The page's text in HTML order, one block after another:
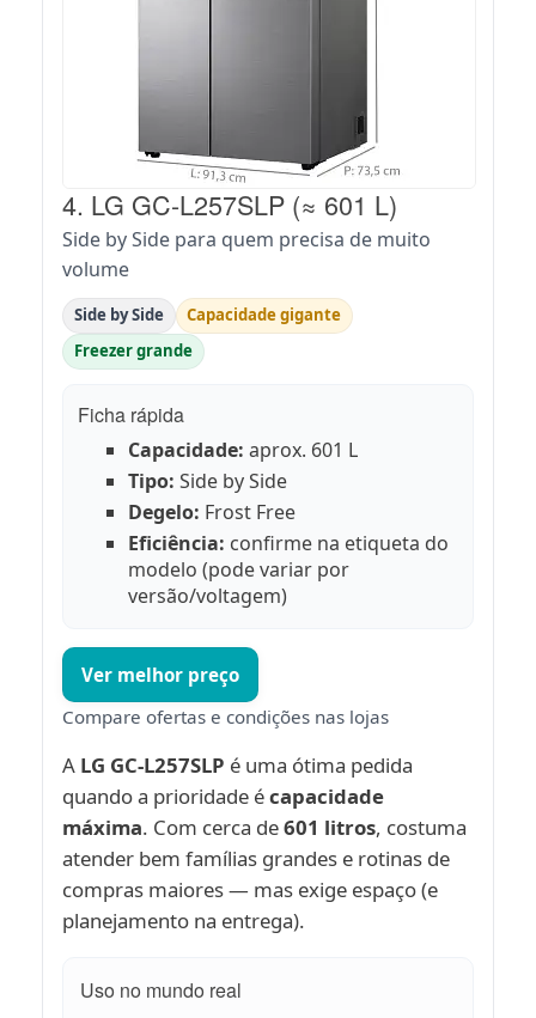
4. LG GC-L257SLP (≈ 601 L)
Side by Side para quem precisa de muito
volume
Side by Side
Capacidade gigante
Freezer grande
Ficha rápida
Capacidade: aprox. 601 L
Tipo: Side by Side
Degelo: Frost Free
Eficiência: confirme na etiqueta do
modelo (pode variar por
versão/voltagem)
Ver melhor preço
Compare ofertas e condições nas lojas
A LG GC-L257SLP é uma ótima pedida
quando a prioridade écapacidade
máxima. Com cerca de601 litros, costuma
atender bem famílias grandes e rotinas de
compras maiores — mas exige espaço (e
planejamento na entrega).
Uso no mundo real